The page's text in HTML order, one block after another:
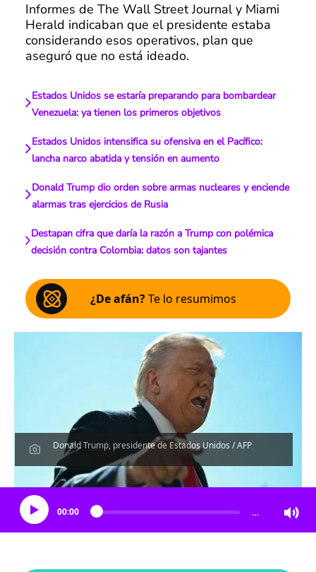
Informes de The Wall Street Journal y Miami
Herald indicaban que el presidente estaba
considerando esos operativos, plan que
aseguró que no está ideado.
Estados Unidos se estaría preparando para bombardear
Venezuela: ya tienen los primeros objetivos
Estados Unidos intensifica su ofensiva en el Pacífico:
lancha narco abatida y tensión en aumento
Donald Trump dio orden sobre armas nucleares y enciende
alarmas tras ejercicios de Rusia
Destapan cifra que daría la razón a Trump con polémica
decisión contra Colombia: datos son tajantes
¿De afán?Te lo resumimos
Donald Trump, presidente de Estados Unidos / AFP
Escucha el artículo
00:00 …